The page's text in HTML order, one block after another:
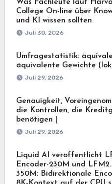
Was Fachleute laut
College On-line über
und KI wissen sollten
Juli 30, 2026
Umfragestatistik:
äquivalente Gewichte
Juli 29, 2026
Genauigkeit,
die Kontrollen, die
benötigen |
Juli 29, 2026
Liquid AI veröffentlicht
Encoder-230M und
350M: Bidirektionale